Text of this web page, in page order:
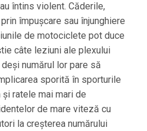
întins violent. Căderile,
împușcare sau înjunghiere
de motociclete pot duce
câte leziuni ale plexului
numărul lor pare să
sporită în sporturile
ratele mai mari de
de mare viteză cu
la creșterea numărului